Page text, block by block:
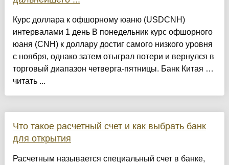
Курс доллара к офшорному юаню (USDCNH)
интервалами 1 день В понедельник курс офшорного
юаня (CNH) к доллару достиг самого низкого уровня
с ноября, однако затем отыграл потери и вернулся в
торговый диапазон четверга-пятницы. Банк Китая …
читать ...
Что такое расчетный счет и как выбрать банк
для открытия
Расчетным называется специальный счет в банке,